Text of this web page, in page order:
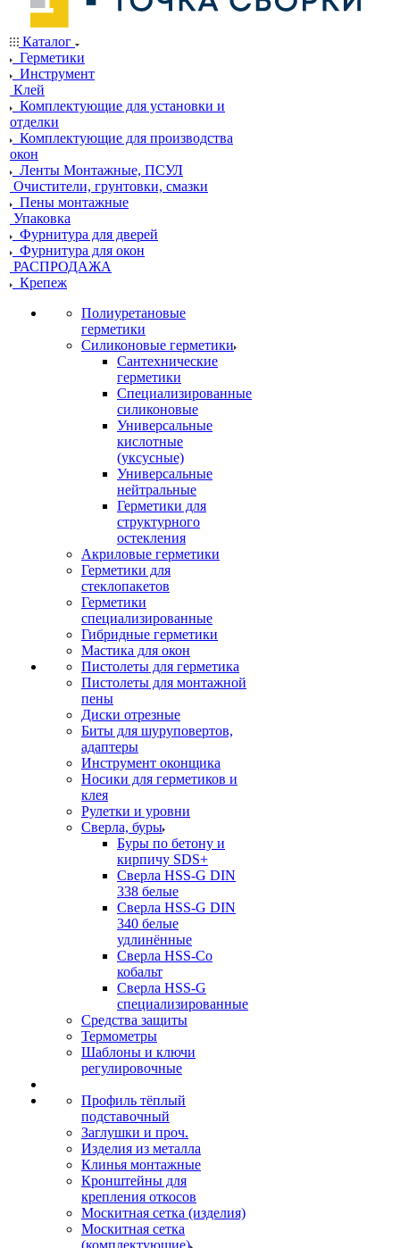
Каталог
Герметики
Инструмент
Клей
Комплектующие для установки и
отделки
Комплектующие для производства
окон
Ленты Монтажные, ПСУЛ
Очистители, грунтовки, смазки
Пены монтажные
Упаковка
Фурнитура для дверей
Фурнитура для окон
РАСПРОДАЖА
Крепеж
Полиуретановые
герметики
Силиконовые герметики
Сантехнические
герметики
Специализированные
силиконовые
Универсальные
кислотные
(уксусные)
Универсальные
нейтральные
Герметики для
структурного
остекления
Акриловые герметики
Герметики для
стеклопакетов
Герметики
специализированные
Гибридные герметики
Мастика для окон
Пистолеты для герметика
Пистолеты для монтажной
пены
Диски отрезные
Биты для шуруповертов,
адаптеры
Инструмент оконщика
Носики для герметиков и
клея
Рулетки и уровни
Сверла, буры
Буры по бетону и
кирпичу SDS+
Сверла HSS-G DIN
338 белые
Сверла HSS-G DIN
340 белые
удлинённые
Сверла HSS-Co
кобальт
Сверла HSS-G
специализированные
Средства защиты
Термометры
Шаблоны и ключи
регулировочные
Профиль тёплый
подставочный
Заглушки и проч.
Изделия из металла
Клинья монтажные
Кронштейны для
крепления откосов
Москитная сетка (изделия)
Москитная сетка
(комплектующие)